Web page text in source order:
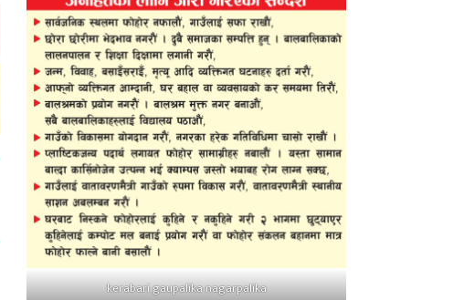
kerabari gaupalika nagarpalika